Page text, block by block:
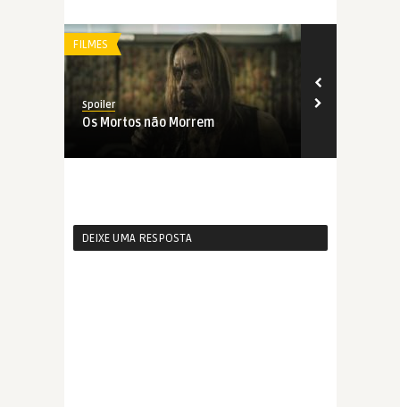
FILMES
Spoiler
Os Mortos não Morrem
DEIXE UMA RESPOSTA